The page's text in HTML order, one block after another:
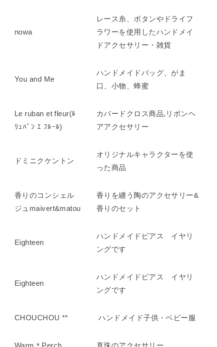
nowa
レース糸、ボタンやドライフ
ラワーを使用したハンドメイ
ドアクセサリー・雑貨
You and Me
ハンドメイドバッグ、がま
口、小物、蜂蜜
Le ruban et fleur(ﾙ
ﾘｭﾊﾞﾝ ｴ ﾌﾙｰﾙ)
カバードクロス商品,リボンヘ
アアクセサリー
ドミニクケントン
オリジナルキャラクターを使
った商品
香りのコンシェル
ジュmaivert&matou
香りを纏う陶のアクセサリー&
香りのセット
Eighteen
ハンドメイドピアス イヤリ
ングです
Eighteen
ハンドメイドピアス イヤリ
ングです
CHOUCHOU ** ハンドメイド子供・ベビー服